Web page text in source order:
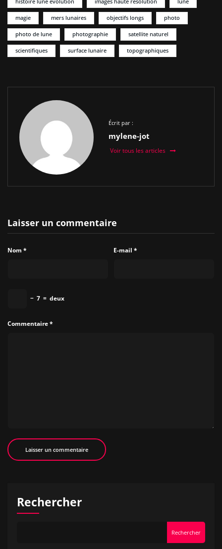
magie mers lunaires objectifs longs photo
photo de lune photographie satellite naturel
scientifiques surface lunaire topographiques
Écrit par :
mylene-jot
Voir tous les articles
Laisser un commentaire
Nom * E-mail *
− 7 = deux
Commentaire*
Rechercher
Rechercher